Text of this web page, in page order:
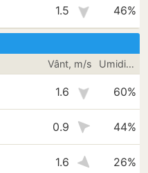
1.5 46%
Vânt, m/s Umiditate
1.6 60%
0.9 44%
1.6 26%